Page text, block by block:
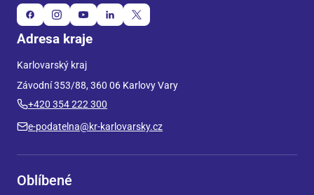
Adresa kraje
Karlovarský kraj
Závodní 353/88, 360 06 Karlovy Vary
+420 354 222 300
e-podatelna@kr-karlovarsky.cz
Oblíbené